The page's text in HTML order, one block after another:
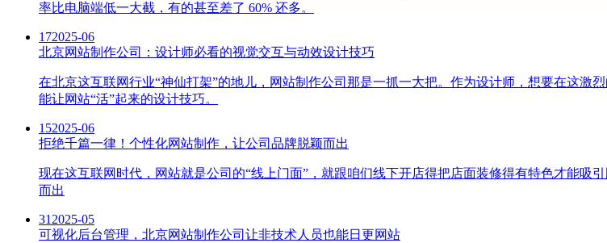
率比电脑端低一大截，有的甚至差了 60% 还多。
172025-06
北京网站制作公司：设计师必看的视觉交互与动效设计技巧
在北京这互联网行业“神仙打架”的地儿，网站制作公司那是一抓一大把。作为设计师，想要在这
能让网站“活”起来的设计技巧。
152025-06
拒绝千篇一律！个性化网站制作，让公司品牌脱颖而出
现在这互联网时代，网站就是公司的“线上门面”，就跟咱们线下开店得把店面装修得有特色才能
而出
31 2025-05
可视化后台管理，北京网站制作公司让非技术人员也能日更网站